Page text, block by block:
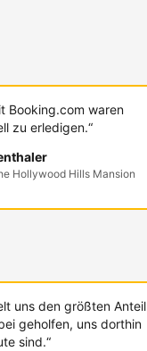
Booking.com waren
zu erledigen.“
Hollywood Hills Mansion
uns den größten Anteil
geholfen, uns dorthin
sind.“